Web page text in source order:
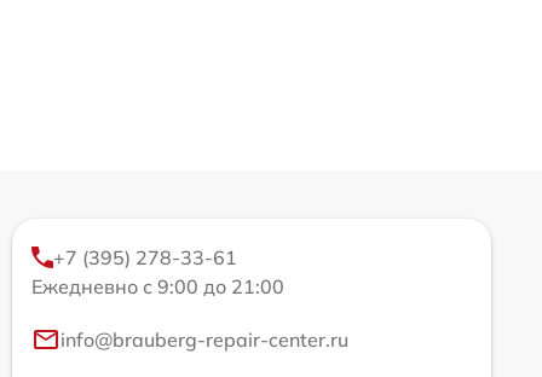
+7 (395) 278-33-61
Ежедневно с 9:00 до 21:00
info@brauberg-repair-center.ru